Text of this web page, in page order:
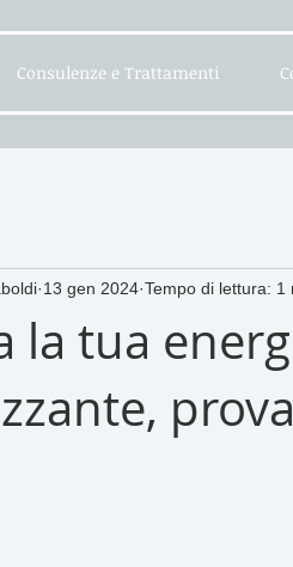
Consulenze e Trattamenti
la tua
13 gen 2024 Tempo di lettura: 1